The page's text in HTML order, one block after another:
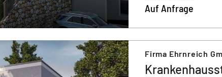
Auf Anfrage
Firma Ehrnreich